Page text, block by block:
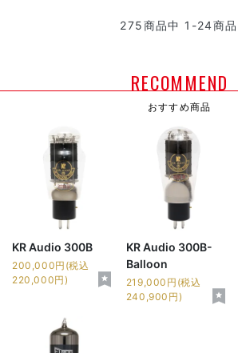
275商品中 1-24商品
RECOMMEND
おすすめ商品
KR Audio 300B
200,000円(税込
220,000円)
KR Audio 300B-
Balloon
219,000円(税込
240,900円)